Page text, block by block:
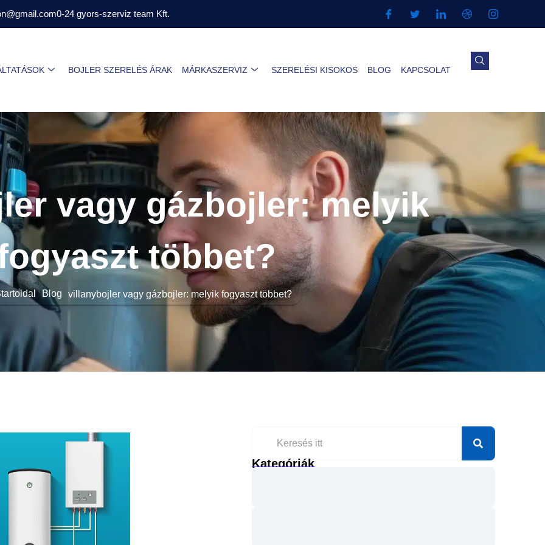
0-24 gyors-szerviz team Kft.
BOJLER SZERELÉS ÁRAK MÁRKASZERVIZ SZERELÉSI KISOKOS BLOG KAPCSOLAT
vagy gázbojler: melyik
többet?
Blog villanybojler vagy gázbojler: melyik fogyaszt többet?
Kategóriák